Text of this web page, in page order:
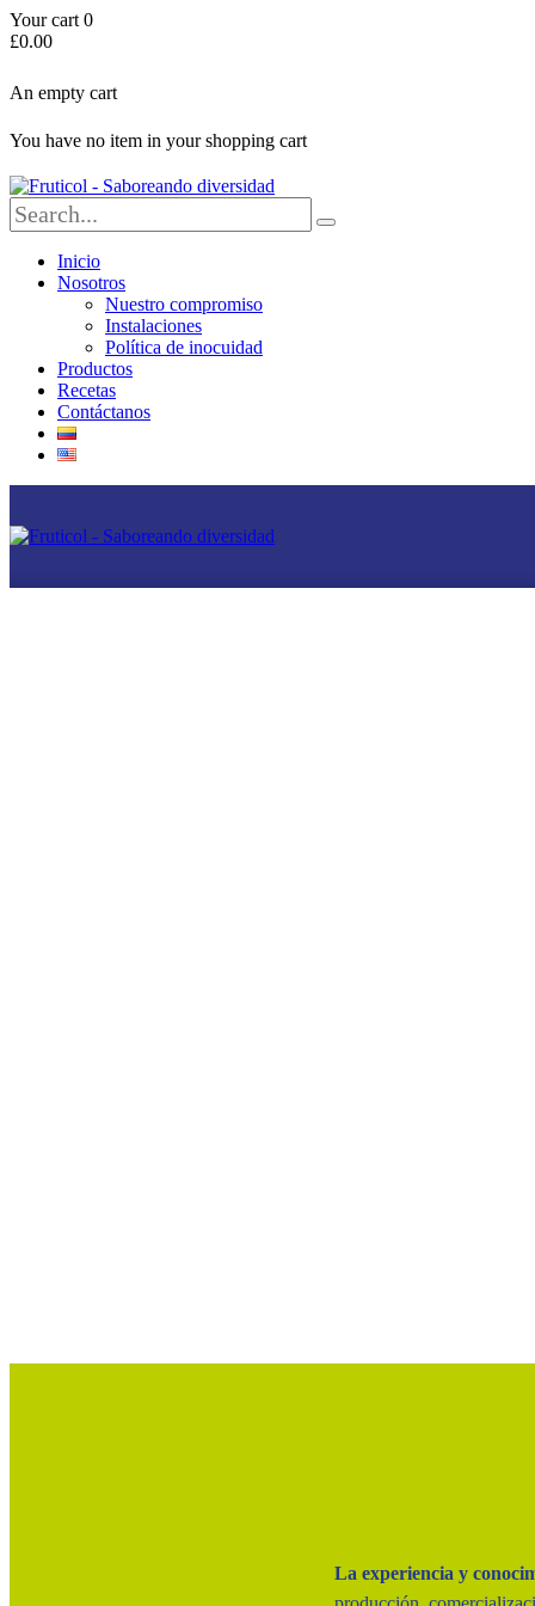
Your cart 0
£0.00
An empty cart
You have no item in your shopping cart
Inicio
Nosotros
Nuestro compromiso
Instalaciones
Política de inocuidad
Productos
Recetas
Contáctanos
La experiencia y